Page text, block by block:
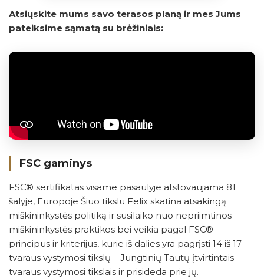
Atsiųskite mums savo terasos planą ir mes Jums
pateiksime sąmatą su brėžiniais:
FSC gaminys
FSC® sertifikatas visame pasaulyje atstovaujama 81
šalyje, Europoje Šiuo tikslu Felix skatina atsakingą
miškininkystės politiką ir susilaiko nuo nepriimtinos
miškininkystės praktikos bei veikia pagal FSC®
principus ir kriterijus, kurie iš dalies yra pagrįsti 14 iš 17
tvaraus vystymosi tikslų – Jungtinių Tautų įtvirtintais
tvaraus vystymosi tikslais ir prisideda prie jų.